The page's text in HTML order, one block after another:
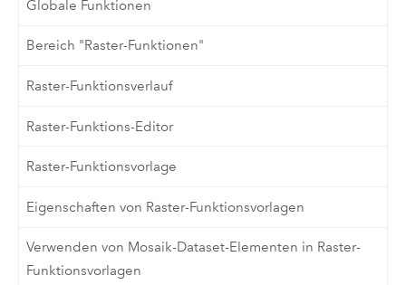
Globale Funktionen
Bereich "Raster-Funktionen"
Raster-Funktionsverlauf
Raster-Funktions-Editor
Raster-Funktionsvorlage
Eigenschaften von Raster-Funktionsvorlagen
Verwenden von Mosaik-Dataset-Elementen in Raster-
Funktionsvorlagen